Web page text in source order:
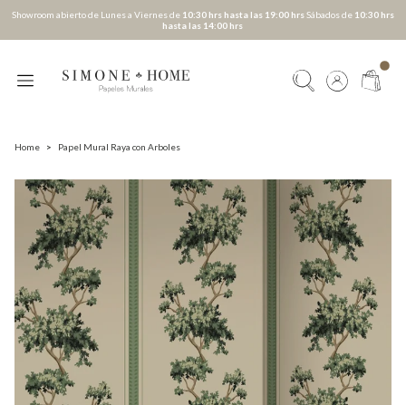
Showroom abierto de Lunes a Viernes de 10:30 hrs hasta las 19:00 hrsSábados de 10:30 hrs
hasta las 14:00 hrs
Home > Papel Mural Raya con Arboles